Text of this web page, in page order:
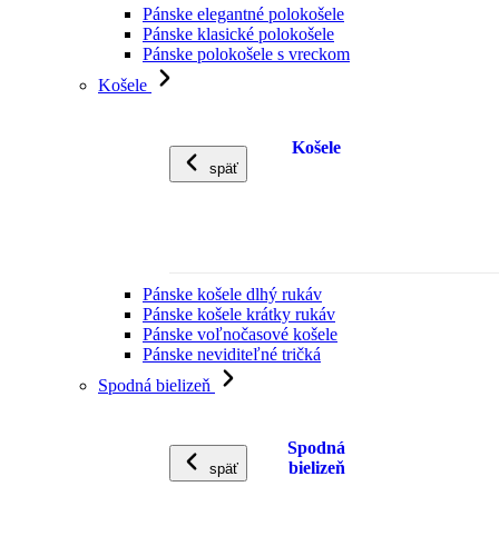
Pánske elegantné polokošele
Pánske klasické polokošele
Pánske polokošele s vreckom
Košele
späť
Košele
Pánske košele dlhý rukáv
Pánske košele krátky rukáv
Pánske voľnočasové košele
Pánske neviditeľné tričká
Spodná bielizeň
späť
Spodná
bielizeň